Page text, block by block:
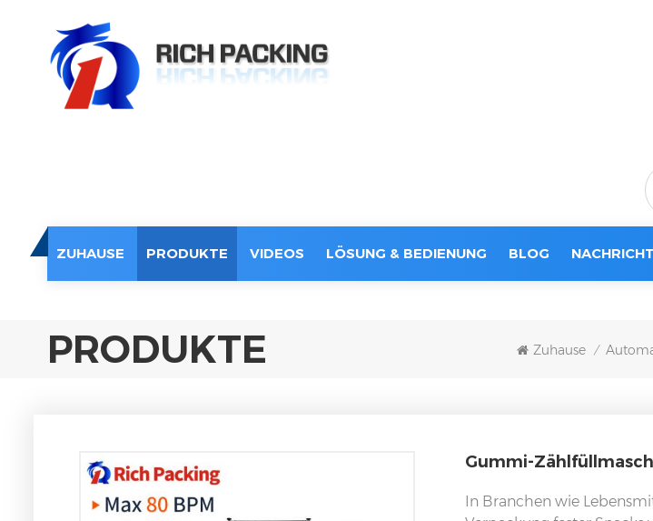
ZUHAUSE PRODUKTE VIDEOS LÖSUNG & BEDIENUNG BLOG
PRODUKTE Zuhause /
Gummi-
In Branchen wie